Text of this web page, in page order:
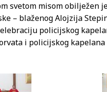
svetom misom
– blaženog Alojzija
policijskog
i policijskog